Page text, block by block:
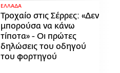
ΕΛΛΑΔΑ
Τροχαίο στις Σέρρες: «Δεν
μπορούσα να κάνω
τίποτα» - Οι πρώτες
δηλώσεις του οδηγού
του φορτηγού